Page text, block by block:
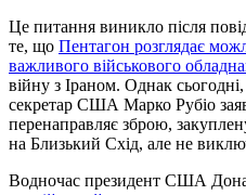
Це питання виникло після
те, що Пентагон розглядає
важливого військового
війну з Іраном. Однак
секретар США Марко Рубіо
перенаправляє зброю,
на Близький Схід, але не
Водночас президент США